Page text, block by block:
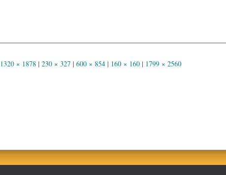
1320 × 1878 | 230 × 327 | 600 × 854 | 160 × 160 | 1799 × 2560